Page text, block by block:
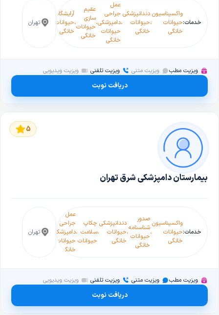
خدمات:
واکسیناسیون
حیوانات
خانگی
،
دندانپزشکی
حیوانات
خانگی
،
عمل
جراحی
دامپزشکی
حیوانات
خانگی
،
عقیم
سازی
حیوانات
خانگی
،
آرایشگاه
حیوانات
خانگی
خون
حیوانات،حیواناتتهران
ویزیت مطب ویزیت متنی ویزیت تلفنی ویزیت ویدیویی
دریافت نوبت
5
بیمارستان دامپزشکی شرق تهران
خدمات:
واکسیناسیون
حیوانات
خانگی
،
صدور
شناسنامه
حیوانات
خانگی
،
دندانپزشکی
حیوانات
خانگی
،
چکاپ
سلامت
حیوانات
،
عمل
جراحی
دامپزشکی
حیوانات
خانگی
حیوانات،شاپتهران
ویزیت مطب ویزیت متنی ویزیت تلفنی ویزیت ویدیویی
دریافت نوبت